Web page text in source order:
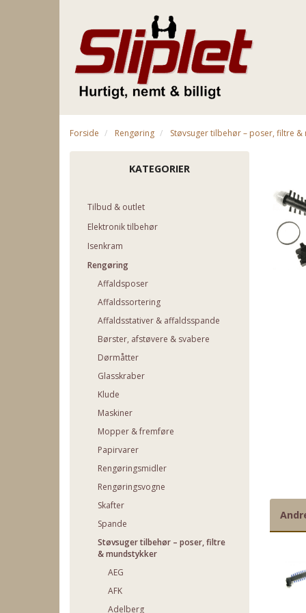
Forside Rengøring Støvsuger tilbehør – poser, filtre &
KATEGORIER
Tilbud & outlet
Elektronik tilbehør
Isenkram
Rengøring
Affaldsposer
Affaldssortering
Affaldsstativer & affaldsspande
Børster, afstøvere & svabere
Dørmåtter
Glasskraber
Klude
Maskiner
Mopper & fremføre
Papirvarer
Rengøringsmidler
Rengøringsvogne
Skafter
Spande
Støvsuger tilbehør – poser, filtre
& mundstykker
AEG
AFK
Adelberg